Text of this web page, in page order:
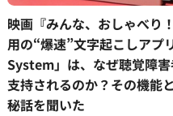
映画『みんな、おしゃべり
用の“爆速”文字起こしアプ
System」は、なぜ聴覚障
支持されるのか？その機能
秘話を聞いた